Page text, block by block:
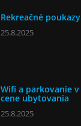
Rekreačné poukazy
25.8.2025
Wifi a parkovanie v
cene ubytovania
25.8.2025